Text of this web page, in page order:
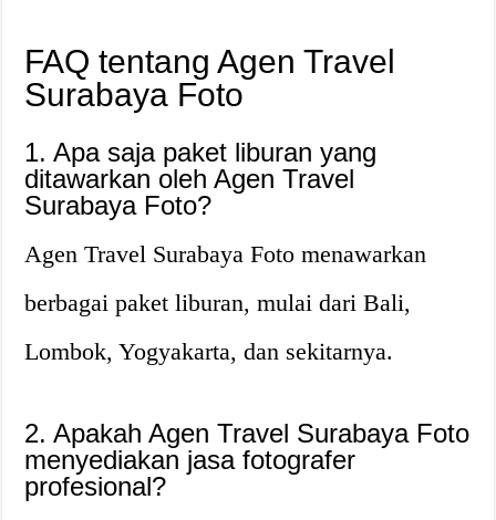
FAQ tentang Agen Travel
Surabaya Foto
1. Apa saja paket liburan yang
ditawarkan oleh Agen Travel
Surabaya Foto?
Agen Travel Surabaya Foto menawarkan
berbagai paket liburan, mulai dari Bali,
Lombok, Yogyakarta, dan sekitarnya.
2. Apakah Agen Travel Surabaya Foto
menyediakan jasa fotografer
profesional?